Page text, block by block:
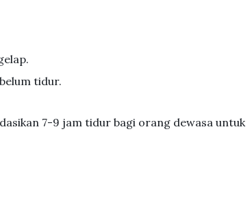
tidur.
7-9 jam tidur bagi orang dewasa untuk